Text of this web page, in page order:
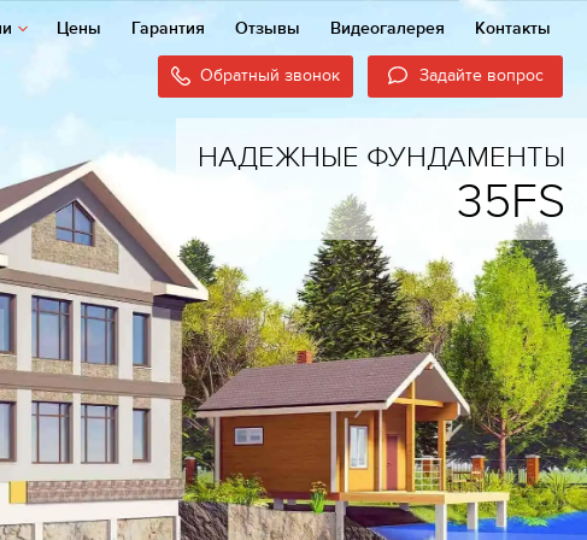
Цены Гарантия Отзывы Видеогалерея Контакты
Обратный звонок Задайте вопрос
НАДЕЖНЫЕ ФУНДАМЕНТЫ
35FS